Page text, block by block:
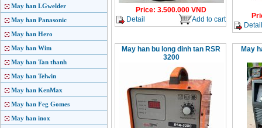
May han LGwelder
May han Panasonic
May han Hero
May han Wim
May han Tan thanh
May han Telwin
May han KenMax
May han Feg Gomes
May han inox
Price: 3.500.000 VND
Detail
Add to cart
Detail
May han bu long dinh tan RSR
3200
May